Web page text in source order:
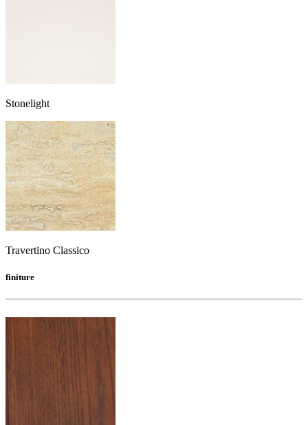
Stonelight
Travertino Classico
finiture